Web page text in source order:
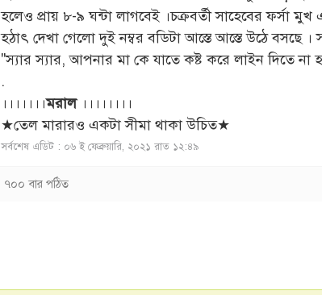
হলেও প্রায় ৮-৯ ঘন্টা লাগবেই ।চক্রবর্তী সাহেবের ফর্সা
হঠাৎ দেখা গেলো দুই নম্বর বডিটা আস্তে আস্তে উঠে
"স্যার স্যার, আপনার মা কে যাতে কষ্ট করে লাইন দিতে না
.
।।।।।।।মরাল।।।।।।।।
★তেল মারারও একটা সীমা থাকা উচিত★
সর্বশেষ এডিট : ০৬ ই ফেব্রুয়ারি, ২০২১ রাত ১২:৪৯
৭০০ বার পঠিত